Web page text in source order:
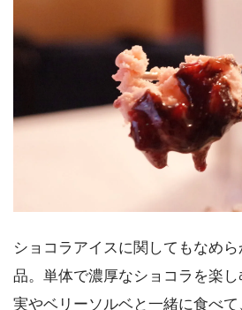
ショコラアイスに関してもなめ
品。単体で濃厚なショコラを楽
実やベリーソルベと一緒に食べ